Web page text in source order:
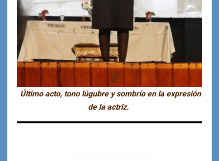
Último acto, tono lúgubre y sombrío en la expresión
de la actriz.